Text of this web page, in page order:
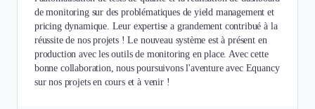
de monitoring sur des problématiques de yield management et
pricing dynamique. Leur expertise a grandement contribué à la
réussite de nos projets ! Le nouveau système est à présent en
production avec les outils de monitoring en place. Avec cette
bonne collaboration, nous poursuivons l'aventure avec Equancy
sur nos projets en cours et à venir !